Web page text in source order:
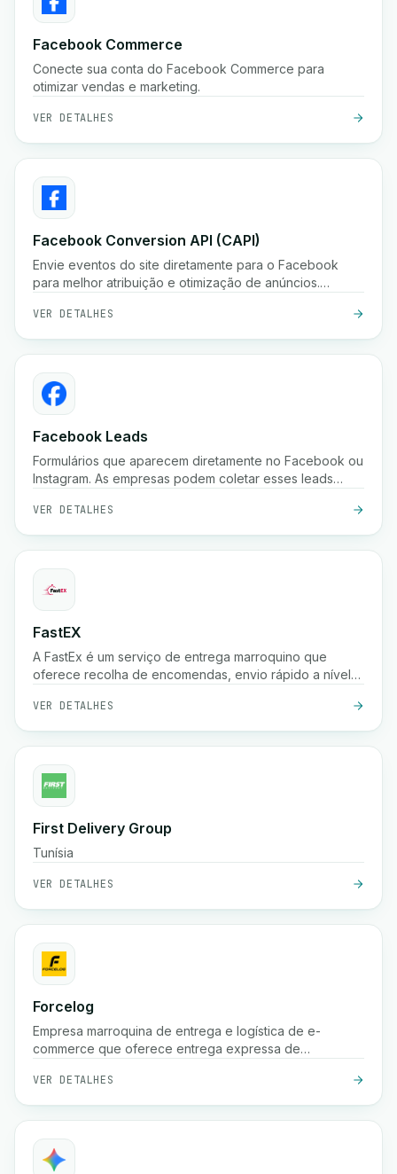
Facebook Commerce
Conecte sua conta do Facebook Commerce para
otimizar vendas e marketing.
VER DETALHES
Facebook Conversion API (CAPI)
Envie eventos do site diretamente para o Facebook
para melhor atribuição e otimização de anúncios.
Conversões do Facebook.
VER DETALHES
Facebook Leads
Formulários que aparecem diretamente no Facebook ou
Instagram. As empresas podem coletar esses leads
VER DETALHES
FastEX
A FastEx é um serviço de entrega marroquino que
oferece recolha de encomendas, envio rápido a nível
real para empresas e lojas online.
VER DETALHES
First Delivery Group
Tunísia
VER DETALHES
Forcelog
Empresa marroquina de entrega e logística de e-
commerce que oferece entrega expressa de
cidades, 48 horas nas cidades menores), recolha
gratuita, armazenamento, embalagem e serviços de
rastreamento em todo o país.
VER DETALHES